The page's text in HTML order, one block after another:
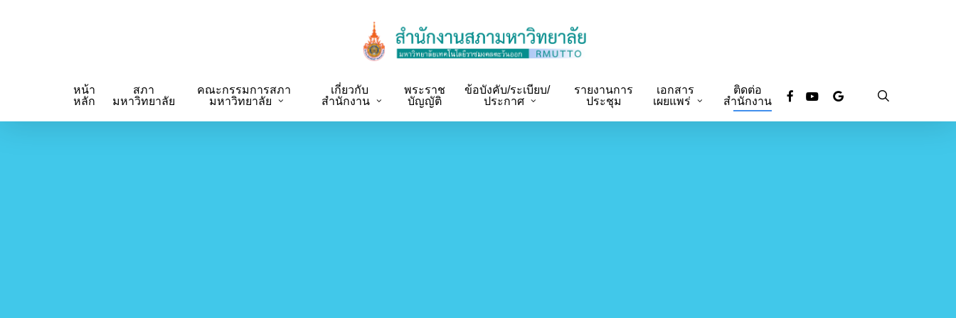
หน้า
หลัก
สภา
มหาวิทยาลัย
คณะกรรมการสภา
มหาวิทยาลัย
เกี่ยวกับ
สำนักงาน
พระราช
บัญญัติ
ข้อบังคับ/ระเบียบ/
ประกาศ
รายงานการ
ประชุม
เอกสาร
เผยแพร่
ติดต่อ
สำนักงาน
facebookyoutubegoogle-